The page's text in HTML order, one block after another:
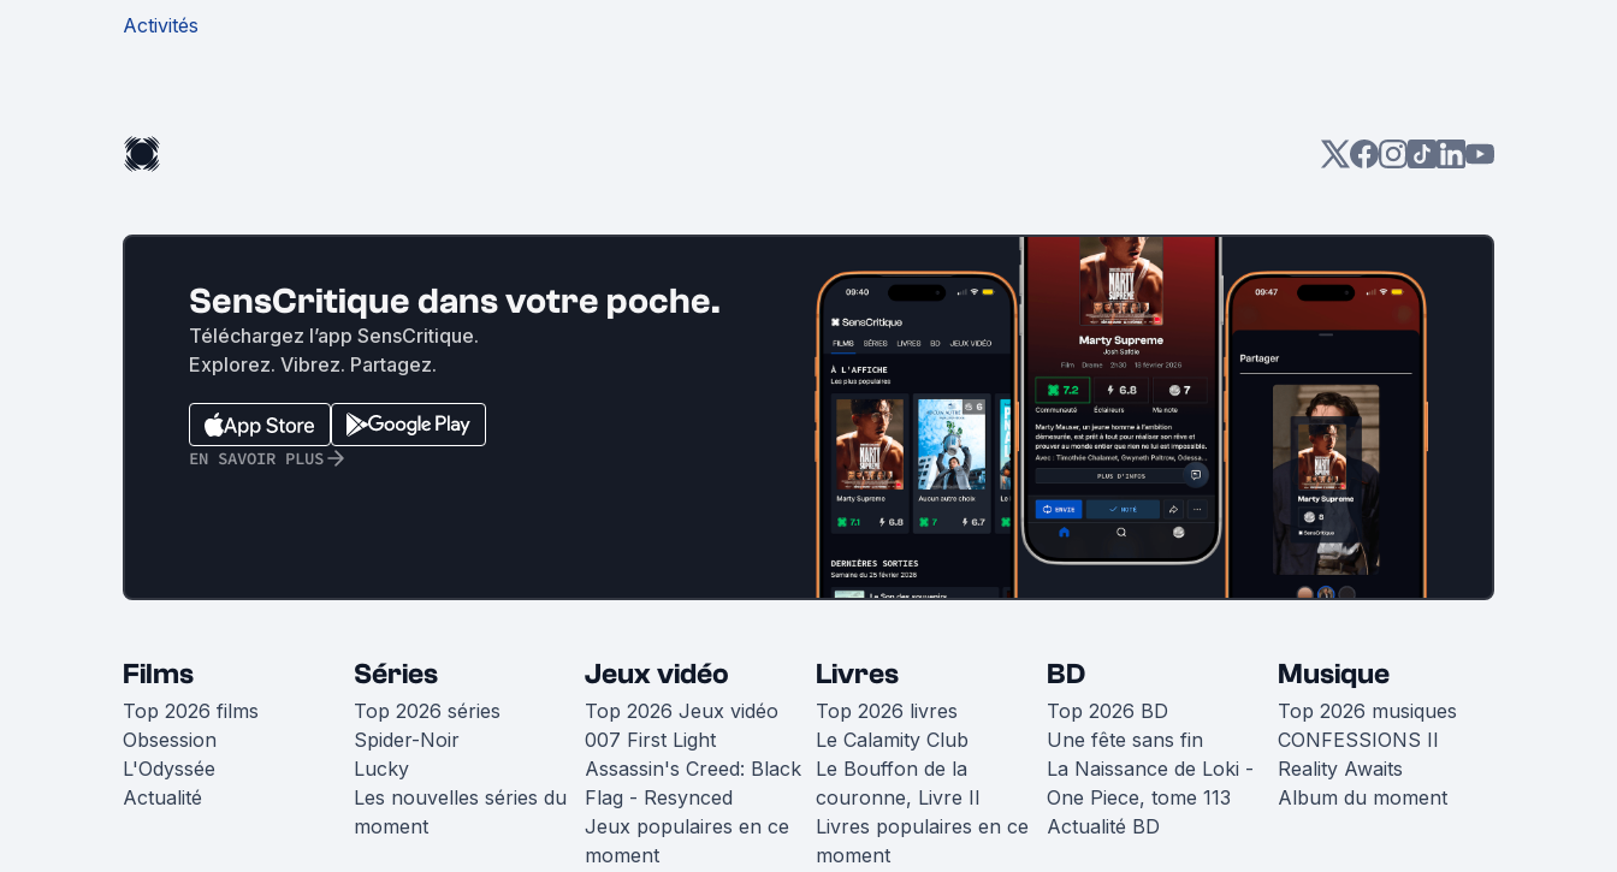
Activités
SensCritique dans votre poche.
Téléchargez l’app SensCritique.
Explorez. Vibrez. Partagez.
EN SAVOIR PLUS
Films
Top 2026 films
Obsession
L'Odyssée
Actualité
Séries
Top 2026 séries
Spider-Noir
Lucky
Les nouvelles séries du
moment
Jeux vidéo
Top 2026 Jeux vidéo
007 First Light
Assassin's Creed: Black
Flag - Resynced
Jeux populaires en ce
moment
Livres
Top 2026 livres
Le Calamity Club
Le Bouffon de la
couronne, Livre II
Livres populaires en ce
moment
BD
Top 2026 BD
Une fête sans fin
La Naissance de Loki -
One Piece, tome 113
Actualité BD
Musique
Top 2026 musiques
CONFESSIONS II
Reality Awaits
Album du moment